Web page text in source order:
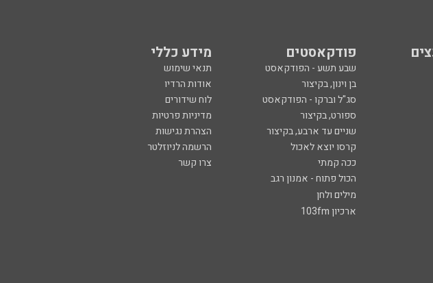
פודקאסטים מידע כללי
שבע תשע - הפודקאסט
תנאי שימוש
בן וינון, בקיצור
אודות הרדיו
סג"ל וברקו - הפודקאסט
לוח שידורים
ספורט, בקיצור
מדיניות פרטיות
שניים עד ארבע, בקיצור
הצהרת נגישות
קרסו יוצא לאכול
הרשמה לניוזלטר
ככה קמתי
צרו קשר
הכול פתוח - אמנון רגב
מילים ולחן
ארכיון 103fm